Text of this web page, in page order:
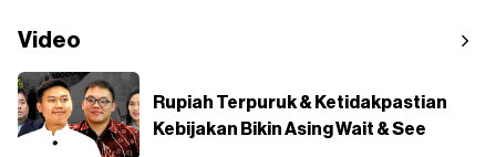
Video
Rupiah Terpuruk & Ketidakpastian
Kebijakan Bikin Asing Wait & See